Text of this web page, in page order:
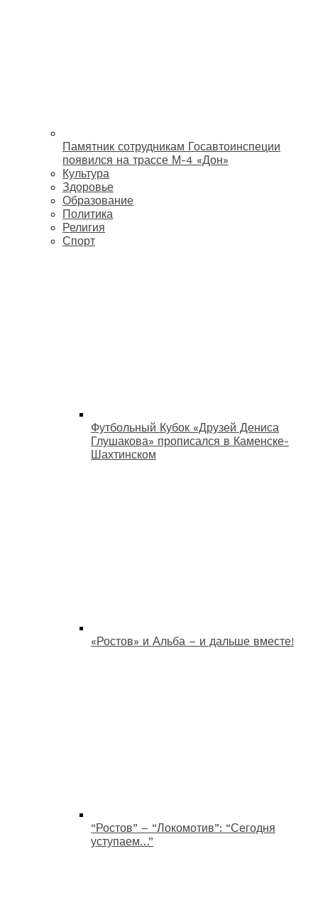
Памятник сотрудникам Госавтоинспеции
появился на трассе М-4 «Дон»
Культура
Здоровье
Образование
Политика
Религия
Спорт
Футбольный Кубок «Друзей Дениса
Глушакова» прописался в Каменске-
Шахтинском
«Ростов» и Альба – и дальше вместе!
“Ростов” – “Локомотив”: “Сегодня
уступаем…”